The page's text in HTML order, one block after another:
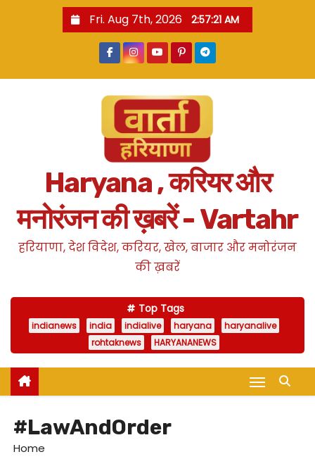
Fri. Aug 7th, 2026 2:57:23 AM
Haryana , करियर और
मनोरंजन की ख़बरें - Vartahr
हरियाणा, देश विदेश, करियर, खेल, बाजार और मनोरंजन
की ख़बरें
Top Tags
indianews india indialive haryana
haryanalive
rohtaknews
HARYANANEWS
#LawAndOrder
Home